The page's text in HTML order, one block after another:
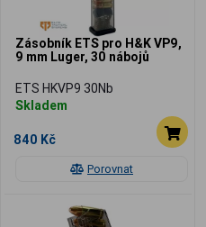
Porovnat
Zásobník ETS pro H&K VP9,
9 mm Luger, 30 nábojů
ETS HKVP9 30Nb
Skladem
840 Kč